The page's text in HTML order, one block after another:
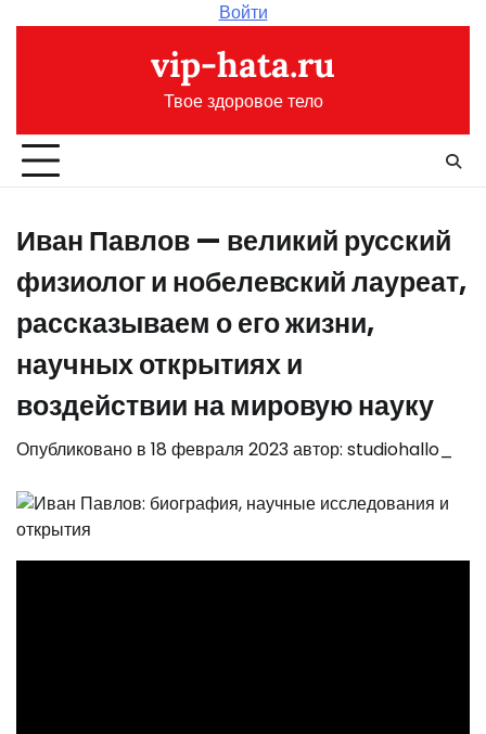
Войти
vip-hata.ru
Твое здоровое тело
Иван Павлов — великий русский
физиолог и нобелевский лауреат,
рассказываем о его жизни,
научных открытиях и
воздействии на мировую науку
Опубликовано в 18 февраля 2023автор: studiohallo_